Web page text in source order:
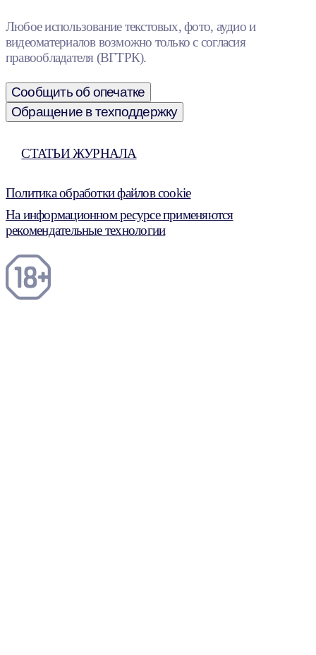
Любое использование текстовых, фото, аудио и
видеоматериалов возможно только с согласия
правообладателя (ВГТРК).
Сообщить об опечатке
Обращение в техподдержку
СТАТЬИ ЖУРНАЛА
Политика обработки файлов cookie
На информационном ресурсе применяются
рекомендательные технологии